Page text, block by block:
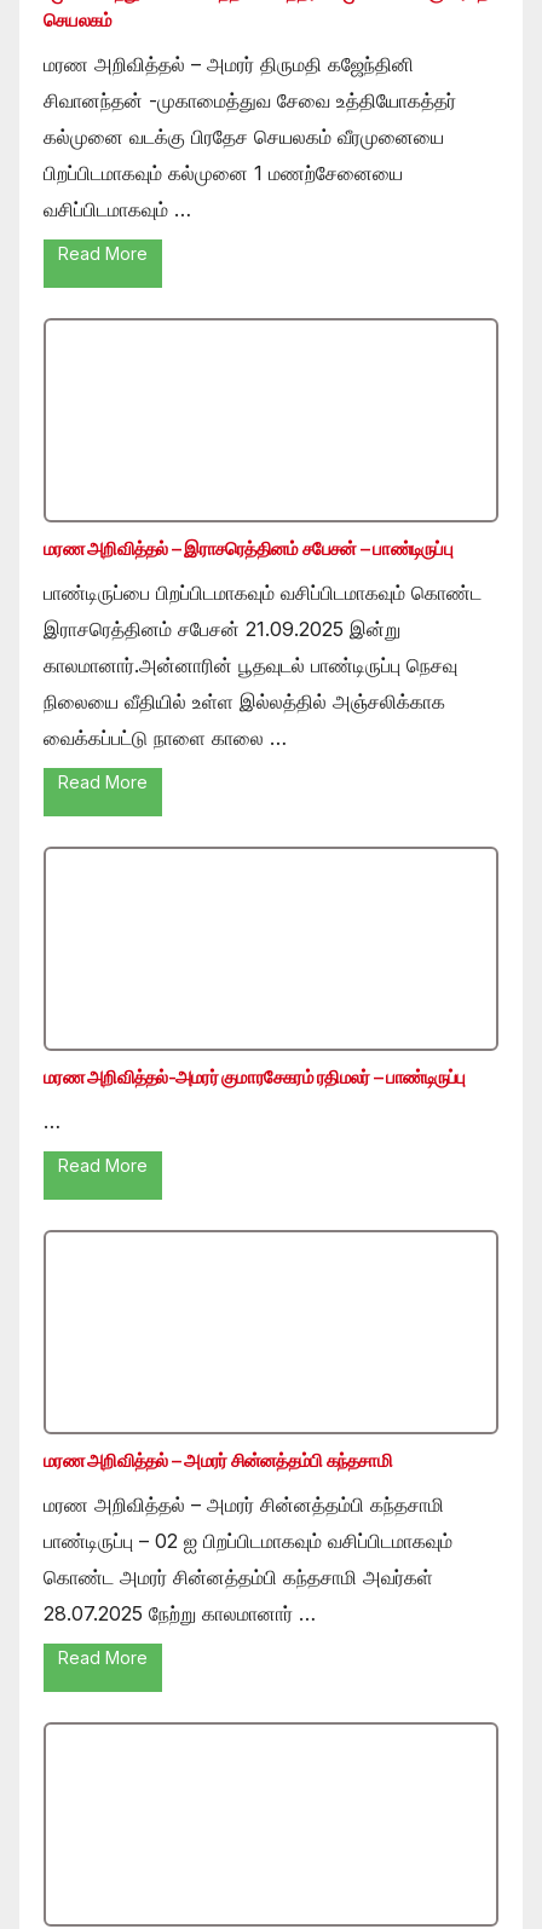
செயலகம்
மரண அறிவித்தல் – அமரர் திருமதி கஜேந்தினி
சிவானந்தன் -முகாமைத்துவ சேவை உத்தியோகத்தர்
கல்முனை வடக்கு பிரதேச செயலகம் வீரமுனையை
பிறப்பிடமாகவும் கல்முனை 1 மணற்சேனையை
வசிப்பிடமாகவும் …
Read More
மரண அறிவித்தல் – இராசரெத்தினம் சபேசன் – பாண்டிருப்பு
பாண்டிருப்பை பிறப்பிடமாகவும் வசிப்பிடமாகவும் கொண்ட
இராசரெத்தினம் சபேசன் 21.09.2025 இன்று
காலமானார்.அன்னாரின் பூதவுடல் பாண்டிருப்பு நெசவு
நிலையை வீதியில் உள்ள இல்லத்தில் அஞ்சலிக்காக
வைக்கப்பட்டு நாளை காலை …
Read More
மரண அறிவித்தல்-அமரர் குமாரசேகரம் ரதிமலர் – பாண்டிருப்பு
…
Read More
மரண அறிவித்தல் – அமரர் சின்னத்தம்பி கந்தசாமி
மரண அறிவித்தல் – அமரர் சின்னத்தம்பி கந்தசாமி
பாண்டிருப்பு – 02 ஐ பிறப்பிடமாகவும் வசிப்பிடமாகவும்
கொண்ட அமரர் சின்னத்தம்பி கந்தசாமி அவர்கள்
28.07.2025 நேற்று காலமானார் …
Read More